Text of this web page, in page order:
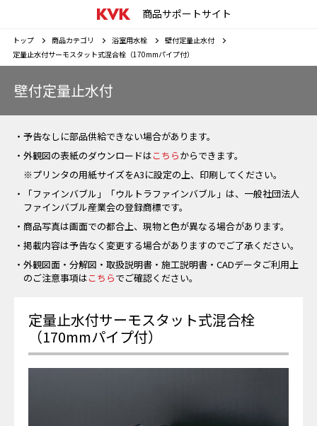
商品サポートサイト
トップ 商品カテゴリ 浴室用水栓
壁付定量止水付
定量止水付サーモスタット式混合栓（170mmパイプ付）
壁付定量止水付
・予告なしに部品供給できない場合があります。
・外観図の表紙のダウンロードはこちらからできます。
※プリンタの用紙サイズをA3に設定の上、印刷してください。
・「ファインバブル」「ウルトラファインバブル」は、一般社団法人
ファインバブル産業会の登録商標です。
・商品写真は画面での都合上、現物と色が異なる場合があります。
・掲載内容は予告なく変更する場合がありますのでご了承ください。
・外観図面・分解図・取扱説明書・施工説明書・CADデータご利用上
のご注意事項はこちらでご確認ください。
定量止水付サーモスタット式混合栓
（170mmパイプ付）